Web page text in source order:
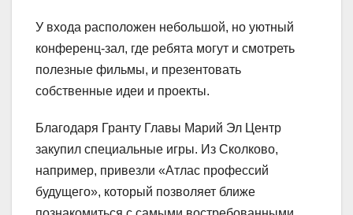
У входа расположен небольшой, но уютный
конференц-зал, где ребята могут и смотреть
полезные фильмы, и презентовать
собственные идеи и проекты.
Благодаря Гранту Главы Марий Эл Центр
закупил специальные игры. Из Сколково,
например, привезли «Атлас профессий
будущего», который позволяет ближе